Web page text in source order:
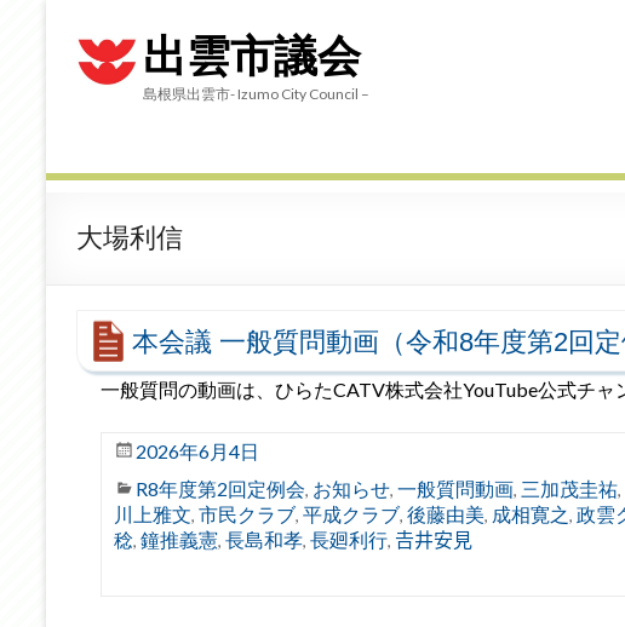
出雲市議会
島根県出雲市- Izumo City Council –
大場利信
本会議 一般質問動画（令和8年度第2回定
一般質問の動画は、ひらたCATV株式会社YouTube公式チ
2026年6月4日
R8年度第2回定例会, お知らせ, 一般質問動画, 三加茂圭祐,
川上雅文, 市民クラブ, 平成クラブ, 後藤由美, 成相寛之, 政雲
稔, 鐘推義憲, 長島和孝, 長廻利行, 𠮷井安見